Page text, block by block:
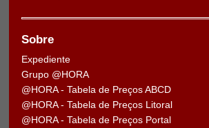
Sobre
Expediente
Grupo @HORA
@HORA - Tabela de Preços ABCD
@HORA - Tabela de Preços Litoral
@HORA - Tabela de Preços Portal